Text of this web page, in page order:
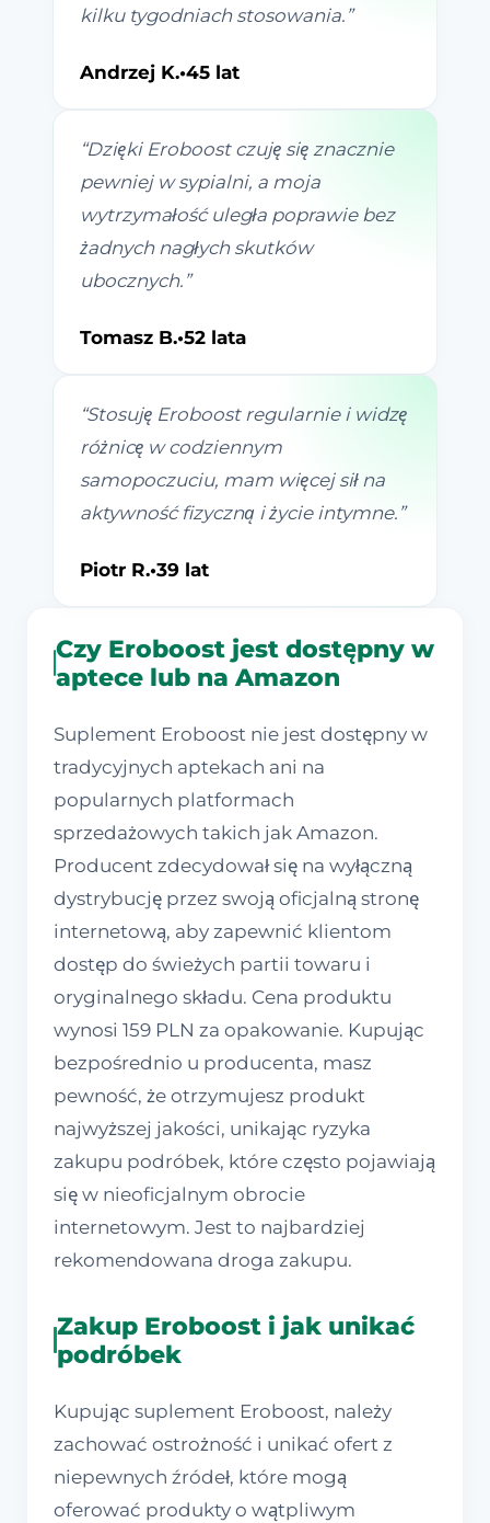
kilku tygodniach stosowania. ”
Andrzej K.•45 lat
“Dzięki Eroboost czuję się znacznie
pewniej w sypialni, a moja
wytrzymałość uległa poprawie bez
żadnych nagłych skutków
ubocznych. ”
Tomasz B.•52 lata
“Stosuję Eroboost regularnie i widzę
różnicę w codziennym
samopoczuciu, mam więcej sił na
aktywność fizyczną i życie intymne. ”
Piotr R.•39 lat
Czy Eroboost jest dostępny w
aptece lub na Amazon
Suplement Eroboost nie jest dostępny w
tradycyjnych aptekach ani na
popularnych platformach
sprzedażowych takich jak Amazon.
Producent zdecydował się na wyłączną
dystrybucję przez swoją oficjalną stronę
internetową, aby zapewnić klientom
dostęp do świeżych partii towaru i
oryginalnego składu. Cena produktu
wynosi 159 PLN za opakowanie. Kupując
bezpośrednio u producenta, masz
pewność, że otrzymujesz produkt
najwyższej jakości, unikając ryzyka
zakupu podróbek, które często pojawiają
się w nieoficjalnym obrocie
internetowym. Jest to najbardziej
rekomendowana droga zakupu.
Zakup Eroboost i jak unikać
podróbek
Kupując suplement Eroboost, należy
zachować ostrożność i unikać ofert z
niepewnych źródeł, które mogą
oferować produkty o wątpliwym